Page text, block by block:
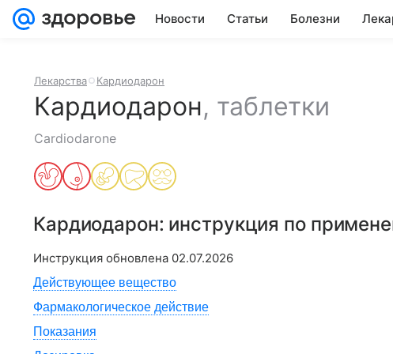
Новости Статьи Болезни
Лекарства Кардиодарон
Кардиодарон, таблетки
Cardiodarone
Кардиодарон: инструкция по
Инструкция обновлена 02.07.2026
Действующее вещество
Фармакологическое действие
Показания